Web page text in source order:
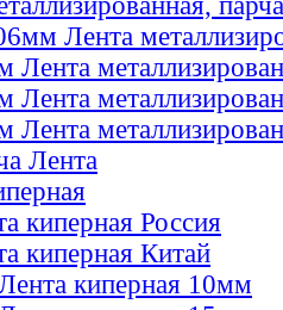
Лента
Лента
Лента
Лента
Лента
киперная Россия
киперная Китай
киперная 10мм